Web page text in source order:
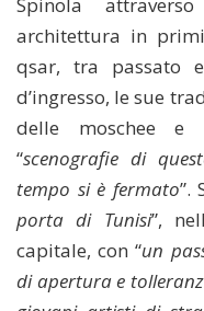
architettura in
qsar, tra passato
d’ingresso, le sue
delle moschee e
“scenografie di
tempo si è fermato”.
porta di Tunisi”,
capitale, con “un
di apertura e